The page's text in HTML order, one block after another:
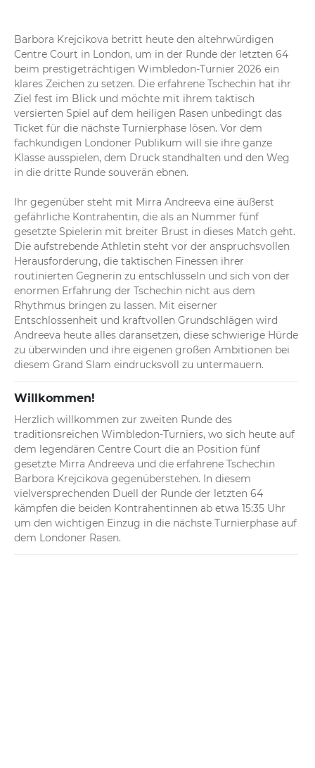
Barbora Krejcikova betritt heute den altehrwürdigen
Centre Court in London, um in der Runde der letzten 64
beim prestigeträchtigen Wimbledon-Turnier 2026 ein
klares Zeichen zu setzen. Die erfahrene Tschechin hat ihr
Ziel fest im Blick und möchte mit ihrem taktisch
versierten Spiel auf dem heiligen Rasen unbedingt das
Ticket für die nächste Turnierphase lösen. Vor dem
fachkundigen Londoner Publikum will sie ihre ganze
Klasse ausspielen, dem Druck standhalten und den Weg
in die dritte Runde souverän ebnen.
Ihr gegenüber steht mit Mirra Andreeva eine äußerst
gefährliche Kontrahentin, die als an Nummer fünf
gesetzte Spielerin mit breiter Brust in dieses Match geht.
Die aufstrebende Athletin steht vor der anspruchsvollen
Herausforderung, die taktischen Finessen ihrer
routinierten Gegnerin zu entschlüsseln und sich von der
enormen Erfahrung der Tschechin nicht aus dem
Rhythmus bringen zu lassen. Mit eiserner
Entschlossenheit und kraftvollen Grundschlägen wird
Andreeva heute alles daransetzen, diese schwierige Hürde
zu überwinden und ihre eigenen großen Ambitionen bei
diesem Grand Slam eindrucksvoll zu untermauern.
Willkommen!
Herzlich willkommen zur zweiten Runde des
traditionsreichen Wimbledon-Turniers, wo sich heute auf
dem legendären Centre Court die an Position fünf
gesetzte Mirra Andreeva und die erfahrene Tschechin
Barbora Krejcikova gegenüberstehen. In diesem
vielversprechenden Duell der Runde der letzten 64
kämpfen die beiden Kontrahentinnen ab etwa 15:35 Uhr
um den wichtigen Einzug in die nächste Turnierphase auf
dem Londoner Rasen.